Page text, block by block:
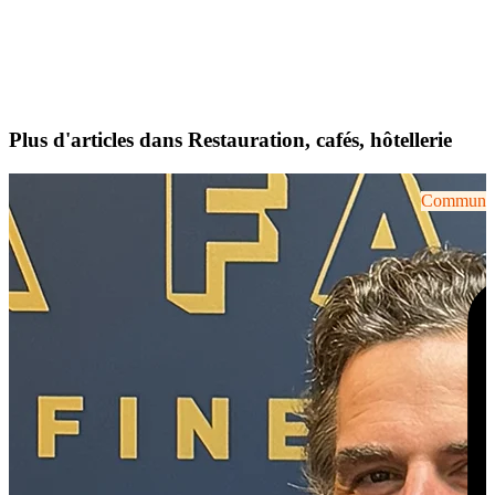
Plus d'articles dans Restauration, cafés, hôtellerie